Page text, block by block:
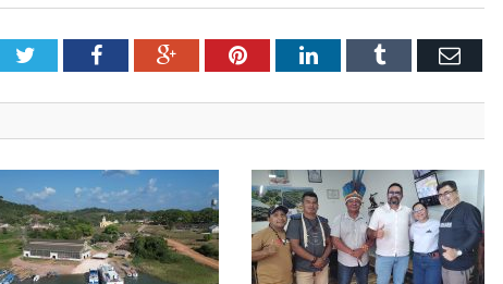
TwitterFacebookGoogle+PinterestLinkedInTumblr Email